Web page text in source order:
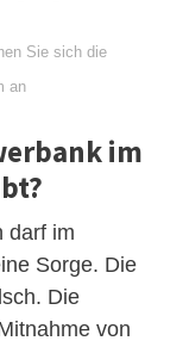
Sie sich die
an
im
darf im
Sorge. Die
Die
von